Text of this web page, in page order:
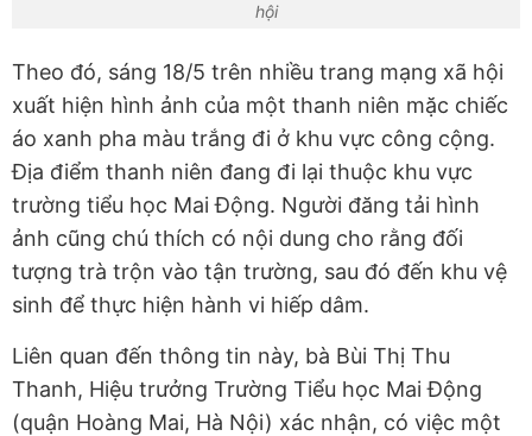
hội
Theo đó, sáng 18/5 trên nhiều trang mạng xã hội
xuất hiện hình ảnh của một thanh niên mặc chiếc
áo xanh pha màu trắng đi ở khu vực công cộng.
Địa điểm thanh niên đang đi lại thuộc khu vực
trường tiểu học Mai Động. Người đăng tải hình
ảnh cũng chú thích có nội dung cho rằng đối
tượng trà trộn vào tận trường, sau đó đến khu vệ
sinh để thực hiện hành vi hiếp dâm.
Liên quan đến thông tin này, bà Bùi Thị Thu
Thanh, Hiệu trưởng Trường Tiểu học Mai Động
(quận Hoàng Mai, Hà Nội) xác nhận, có việc một